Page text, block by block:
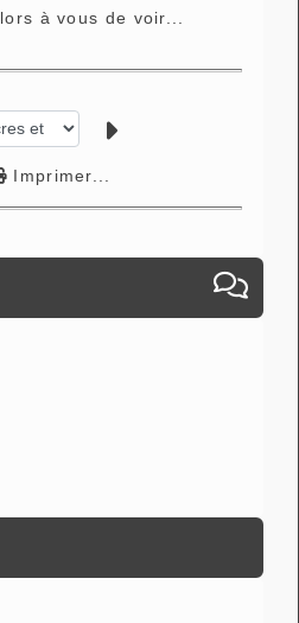
à vous de voir...
Imprimer...